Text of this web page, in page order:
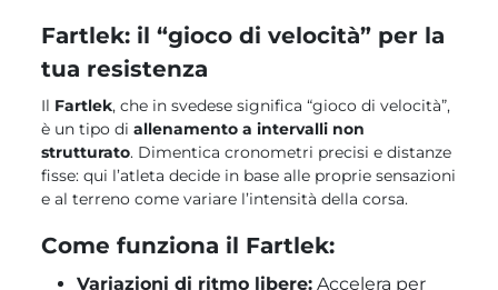
Fartlek: il “gioco di velocità” per la
tua resistenza
Il Fartlek, che in svedese significa “gioco di velocità”,
è un tipo diallenamento a intervalli non
strutturato. Dimentica cronometri precisi e distanze
fisse: qui l’atleta decide in base alle proprie sensazioni
e al terreno come variare l’intensità della corsa.
Come funziona il Fartlek:
Variazioni di ritmo libere: Accelera per